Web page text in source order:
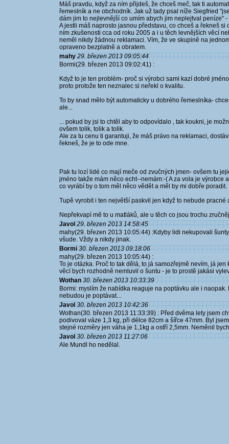
Máš pravdu, když za ním přijdeš, že chceš meč, tak ti
řemeslník a ne obchodník. Jak už tady psal níže Siegfried
dám jim to nejlevnější co umím abych jim neplejtval peníze"
A jestli máš naprosto jasnou představu, co chceš a řekneš si
ním zkušenosti cca od roku 2005 a i u těch levnějších věcí
neměl nikdy žádnou reklamaci. Vím, že ve skupině na
opraveno bezplatně a obratem.
mahy 29. březen 2013 09:05:44
Bormi(29. březen 2013 09:02:41) :
Když to je ten problém- proč si výrobci sami kazí dobré
proto protože ten neznalec si neřekl o kvalitu.
To by snad mělo být automaticky u dobrého řemeslníka-
ale...
... pokud by jsi to chtěl aby to odpovídalo , tak koukni, je
ovšem tolik, tolik a tolik.
Ale za tu cenu ti garantuji, že máš právo na reklamaci,
řekneš, že je to ode mne.
Pak tu lozí lidé co mají meče od zvučných jmen- ovšem tu
jméno takže mám něco echt--nemám:-( A za vola je výrobce
co vyrábí by o tom měl něco vědět a měl by mi dobře poradit.
Tupě vyrobit i ten největší paskvil jen když to nebude pracné
Nepřekvapí mě to u matláků, ale u těch co jsou trochu
Javol 29. březen 2013 14:58:45
mahy(29. březen 2013 10:05:44) :Kdyby lidi nekupovali
všude. Vždy a nikdy jinak.
Bormi 30. březen 2013 09:18:06
mahy(29. březen 2013 10:05:44) :
To je otázka. Proč to tak dělá, to já samozřejmě nevím, já
věcí bych rozhodně nemluvil o šuntu - je to prostě jakási
Wothan 30. březen 2013 10:33:39
Bormi: myslím že nabídka reaguje na poptávku ale i
nebudou je poptávat...
Javol 30. březen 2013 10:42:36
Wothan(30. březen 2013 11:33:39) : Před dvěma lety jsem
podivoval váze 1,3 kg, při délce 82cm a šířce 47mm. Byl
stejné rozměry jen váha je 1,1kg a ostří 2,5mm. Neměnil
Javol 30. březen 2013 11:27:06
Ale Mundl ho nedělal.